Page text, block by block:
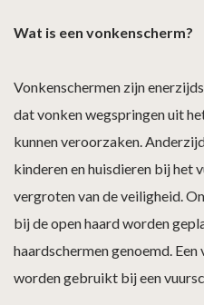
Wat is een vonkenscherm?
Vonkenschermen zijn
dat vonken wegspringen uit
kunnen veroorzaken.
kinderen en huisdieren bij het
vergroten van de veiligheid.
bij de open haard worden
haardschermen genoemd.
worden gebruikt bij een